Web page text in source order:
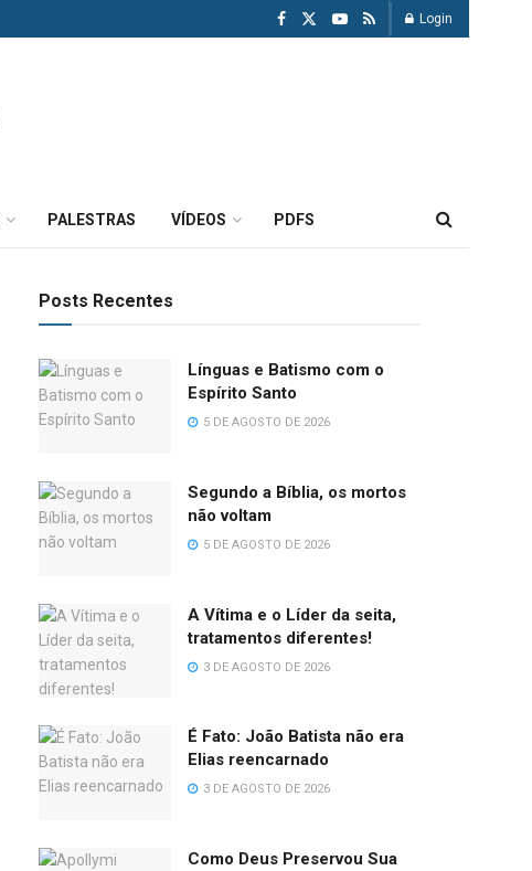
Login
PALESTRAS VÍDEOS PDFS
Posts Recentes
Línguas e Batismo com o
Espírito Santo
5 DE AGOSTO DE 2026
Segundo a Bíblia, os mortos
não voltam
5 DE AGOSTO DE 2026
A Vítima e o Líder da seita,
tratamentos diferentes!
3 DE AGOSTO DE 2026
É Fato: João Batista não era
Elias reencarnado
3 DE AGOSTO DE 2026
Como Deus Preservou Sua